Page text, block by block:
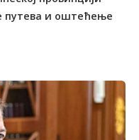
путева и оштећење